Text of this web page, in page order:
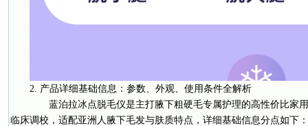
2. 产品详细基础信息：参数、外观、使用条件全解析
蓝泊拉冰点脱毛仪是主打腋下粗硬毛专属护理的高性价比家
临床调校，适配亚洲人腋下毛发与肤质特点，详细基础信息分点如下：